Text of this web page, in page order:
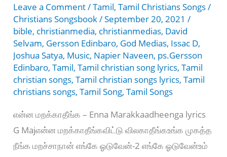
Leave a Comment/Tamil,Tamil Christians Songs/
Christians Songsbook/September 20, 2021/
bible, christianmedia, christianmedias, David
Selvam, Gersson Edinbaro, God Medias, Issac D,
Joshua Satya, Music, Napier Naveen, ps.Gersson
Edinbaro,Tamil,Tamil christian song lyrics,Tamil
christian songs,Tamil christian songs lyrics,Tamil
christians songs,Tamil Song,Tamil Songs
என்ன மறக்காதீங்க – Enna Marakkaadheenga lyrics
G Majஎன்ன மறக்காதீங்கவிட்டு விலகாதீங்கஉங்க முகத்த
நீங்க மறச்சாநான் எங்கே ஓடுவேன்-2 எங்கே ஓடுவேன்உம்